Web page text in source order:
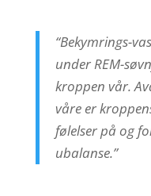
“Bekymrings-
under REM-
kroppen vår.
våre er
følelser på og
ubalanse.”